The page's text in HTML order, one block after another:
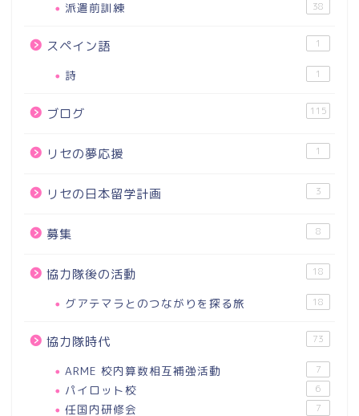
派遣前訓練 38
スペイン語 1
詩 1
ブログ 115
リセの夢応援 1
リセの日本留学計画 3
募集 8
協力隊後の活動 18
グアテマラとのつながりを探る旅 18
協力隊時代 73
ARME 校内算数相互補強活動 7
パイロット校 6
任国内研修会 7